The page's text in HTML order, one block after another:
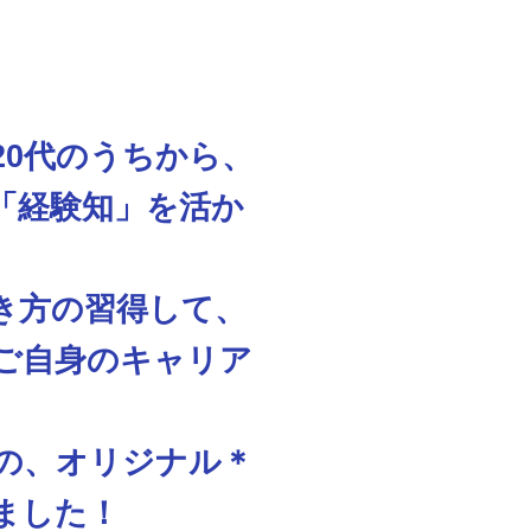
代のうちから、
経験知」を活か
の習得して、
自身のキャリア
、オリジナル＊
した！